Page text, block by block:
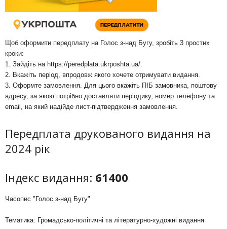
Щоб оформити передплату на Голос з-над Бугу, зробіть 3 простих
кроки:
1. Зайдіть на https://peredplata.ukrposhta.ua/
2. Вкажіть період, впродовж якого хочете отримувати видання.
3. Оформте замовлення. Для цього вкажіть ПІБ замовника, поштову
адресу, за якою потрібно доставляти періодику, номер телефону та
email, на який надійде лист-підтвердження замовлення.
Передплата друкованого видання на
2024 рік
Індекс видання: 61400
Часопис "Голос з-над Бугу"
Тематика: Громадсько-політичні та літературно-художні видання